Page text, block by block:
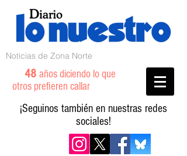
Noticias de Zona Norte
48 años diciendo lo que
otros prefieren callar
¡Seguinos también en nuestras redes
sociales!